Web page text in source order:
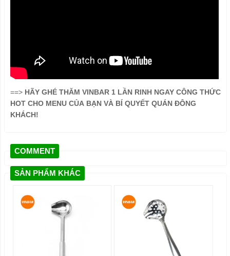
==> HÃY GHÉ THĂM VINBAR 1 LẦN RINH NGAY CÔNG THỨC
HOT CHO MENU CỦA BẠN VÀ BÍ QUYẾT QUÁN ĐÔNG
KHÁCH!
COMMENT
SẢN PHẨM KHÁC